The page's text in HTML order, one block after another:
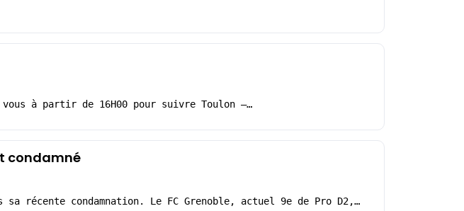
à partir de 16H00 pour suivre Toulon –…
condamné
récente condamnation. Le FC Grenoble, actuel 9e de Pro D2,…